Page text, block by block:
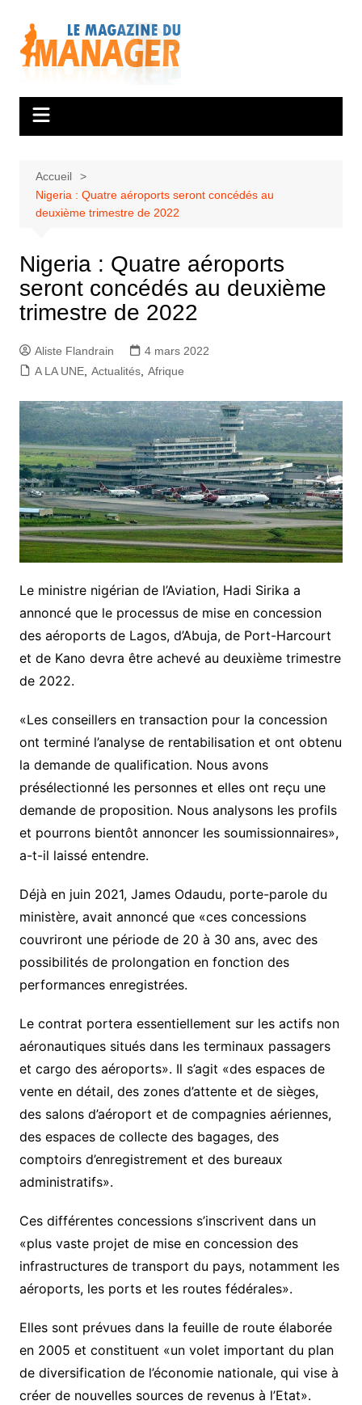
contenu
Accueil
Nigeria : Quatre aéroports seront concédés au
deuxième trimestre de 2022
Nigeria : Quatre aéroports
seront concédés au deuxième
trimestre de 2022
Aliste Flandrain
4 mars 2022
A LA UNE, Actualités, Afrique
Le ministre nigérian de l’Aviation, Hadi Sirika a
annoncé que le processus de mise en concession
des aéroports de Lagos, d’Abuja, de Port-Harcourt
et de Kano devra être achevé au deuxième trimestre
de 2022.
«Les conseillers en transaction pour la concession
ont terminé l’analyse de rentabilisation et ont obtenu
la demande de qualification. Nous avons
présélectionné les personnes et elles ont reçu une
demande de proposition. Nous analysons les profils
et pourrons bientôt annoncer les soumissionnaires»,
a-t-il laissé entendre.
Déjà en juin 2021, James Odaudu, porte-parole du
ministère, avait annoncé que «ces concessions
couvriront une période de 20 à 30 ans, avec des
possibilités de prolongation en fonction des
performances enregistrées.
Le contrat portera essentiellement sur les actifs non
aéronautiques situés dans les terminaux passagers
et cargo des aéroports». Il s’agit «des espaces de
vente en détail, des zones d’attente et de sièges,
des salons d’aéroport et de compagnies aériennes,
des espaces de collecte des bagages, des
comptoirs d’enregistrement et des bureaux
administratifs».
Ces différentes concessions s’inscrivent dans un
«plus vaste projet de mise en concession des
infrastructures de transport du pays, notamment les
aéroports, les ports et les routes fédérales».
Elles sont prévues dans la feuille de route élaborée
en 2005 et constituent «un volet important du plan
de diversification de l’économie nationale, qui vise à
créer de nouvelles sources de revenus à l’Etat».